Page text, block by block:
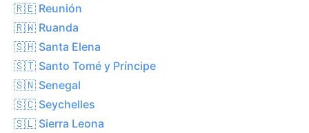
🇷🇪 Reunión
🇷🇼 Ruanda
🇸🇭 Santa Elena
🇸🇹 Santo Tomé y Príncipe
🇸🇳 Senegal
🇸🇨 Seychelles
🇸🇱 Sierra Leona